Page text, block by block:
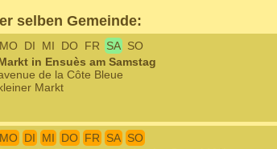
selben Gemeinde:
MO DI MI DO FR SA SO
in Ensuès am Samstag
de la Côte Bleue
Markt
MO DI MI DO FR SA SO